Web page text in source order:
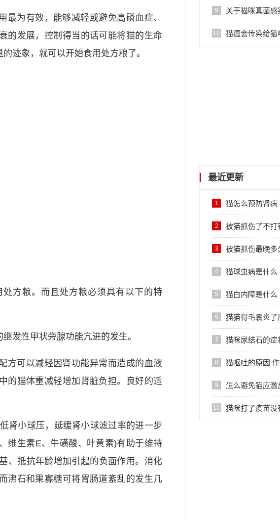
为有效，能够减轻或避免高磷血症、
的发展，控制得当的话可能将猫的生命
迹象，就可以开始食用处方粮了。
方粮。而且处方粮必须具有以下的特
发性甲状旁腺功能亢进的发生。
方可以减轻因肾功能异常而造成的血液
的猫体重减轻增加肾脏负担。良好的适
肾小球压，延缓肾小球滤过率的进一步
维生素E、牛磺酸、叶黄素)有助于维持
、抵抗年龄增加引起的负面作用。消化
沸石和果寡糖可将胃肠道紊乱的发生几
案
9 关于猫咪真菌
知道这些
10 猫瘟会传染给猫
最近更新
1 猫怎么预防肾病
2 被猫抓伤了不打
不用打针
3 被猫抓伤最晚多
4 猫球虫病是什么
治疗
5 猫白内障是什么
内障
6 猫猫得毛囊炎了
7 猫咪尿结石的症
8 猫呕吐的原因
事
9 怎么避免猫应
激反应有方法
10 猫咪打了疫苗没